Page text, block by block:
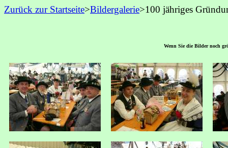
Zurück zur Startseite>Bildergalerie>100 jähriges
Wenn Sie die Bilder noch